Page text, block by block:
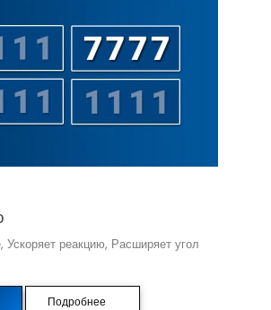
Ускоряет реакцию, Расширяет угол
Подробнее